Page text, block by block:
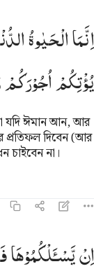
انما الحياة الدنيا
إِنَّمَا ٱلْحَيَوٰةُ
اِنَّمَاالْحَیٰوةُ
یُؤْتِكُمْاُجُوْرَكُمْ
যদি ঈমান আন, আর
প্রতিফল দিবেন (আর
চাইবেন না।
ان يسالكموها فيحفكم
إِن يَسْـَٔلْكُمُوهَا
اِنْیَّسْـَٔلْكُمُوْهَا